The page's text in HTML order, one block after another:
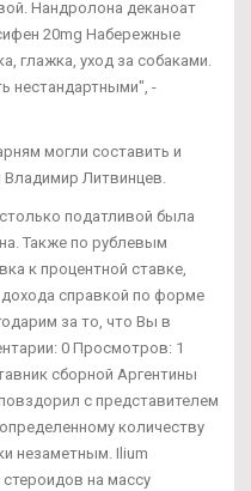
Нандролона деканоат
20mg Набережные
глажка, уход за собаками.
нестандартными", -
могли составить и
Владимир Литвинцев.
податливой была
Также по рублевым
к процентной ставке,
справкой по форме
за то, что Вы в
0 Просмотров: 1
сборной Аргентины
с представителем
количеству
незаметным. Ilium
на массу